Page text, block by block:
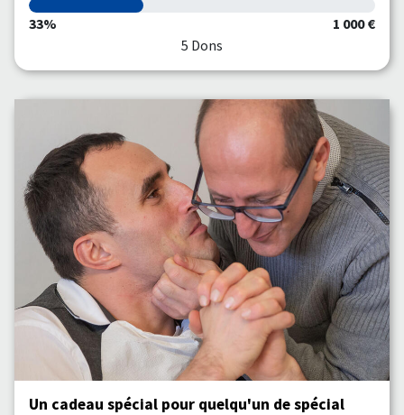
33%
1 000 €
5 Dons
Un cadeau spécial pour quelqu'un de spécial